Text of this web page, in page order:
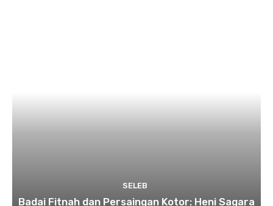
SELEB
Badai Fitnah dan Persaingan Kotor: Heni Sagara